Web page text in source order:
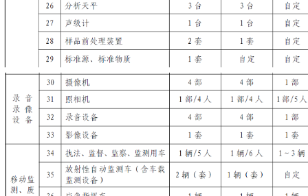
表4 仪器设备配置